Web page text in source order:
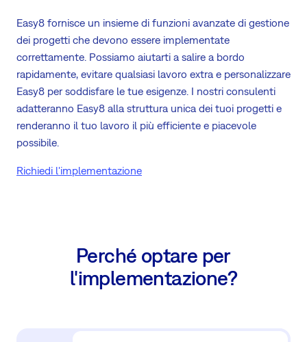
Easy8 fornisce un insieme di funzioni avanzate di gestione
dei progetti che devono essere implementate
correttamente. Possiamo aiutarti a salire a bordo
rapidamente, evitare qualsiasi lavoro extra e personalizzare
Easy8 per soddisfare le tue esigenze. I nostri consulenti
adatteranno Easy8 alla struttura unica dei tuoi progetti e
renderanno il tuo lavoro il più efficiente e piacevole
possibile.
Richiedi l'implementazione
Perché optare per
l'implementazione?